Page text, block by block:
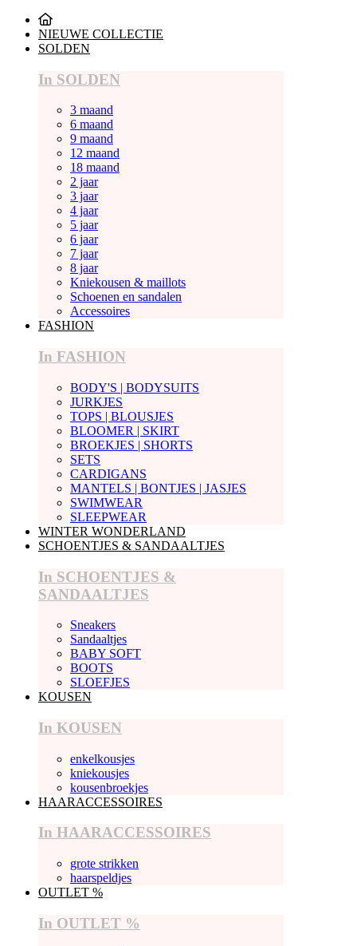
NIEUWE COLLECTIE
SOLDEN
In SOLDEN
3 maand
6 maand
9 maand
12 maand
18 maand
2 jaar
3 jaar
4 jaar
5 jaar
6 jaar
7 jaar
8 jaar
Kniekousen & maillots
Schoenen en sandalen
Accessoires
FASHION
In FASHION
BODY'S | BODYSUITS
JURKJES
TOPS | BLOUSJES
BLOOMER | SKIRT
BROEKJES | SHORTS
SETS
CARDIGANS
MANTELS | BONTJES | JASJES
SWIMWEAR
SLEEPWEAR
WINTER WONDERLAND
SCHOENTJES & SANDAALTJES
In SCHOENTJES &
SANDAALTJES
Sneakers
Sandaaltjes
BABY SOFT
BOOTS
SLOEFJES
KOUSEN
In KOUSEN
enkelkousjes
kniekousjes
kousenbroekjes
HAARACCESSOIRES
In HAARACCESSOIRES
grote strikken
haarspeldjes
OUTLET %
In OUTLET %